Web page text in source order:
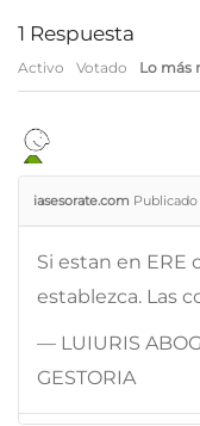
1 Respuesta
Activo Votado Lo más
iasesorate.com
Si estan en ERE
establezca. Las
— LUIURIS
GESTORIA